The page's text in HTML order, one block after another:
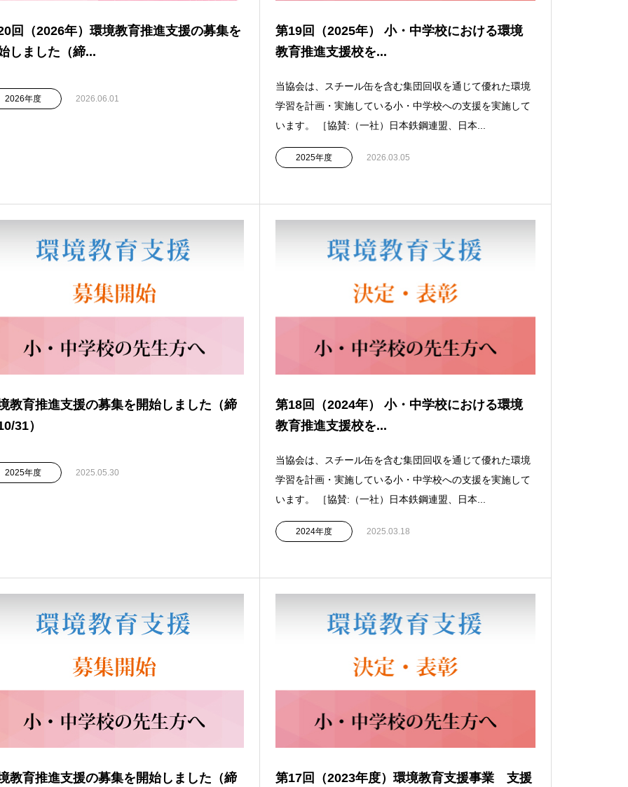
回（2026年）環境教育推進支援の募集を
しました（締...
2026年度 2026.06.01
第19回（2025年） 小・中学校における環境
教育推進支援校を...
当協会は、スチール缶を含む集団回収を通じて優れた環境
学習を計画・実施している小・中学校への支援を実施して
います。 ［協賛:（一社）日本鉄鋼連盟、日本...
2025年度 2026.03.05
教育推進支援の募集を開始しました（締
31）
2025年度 2025.05.30
第18回（2024年） 小・中学校における環境
教育推進支援校を...
当協会は、スチール缶を含む集団回収を通じて優れた環境
学習を計画・実施している小・中学校への支援を実施して
います。 ［協賛:（一社）日本鉄鋼連盟、日本...
2024年度 2025.03.18
教育推進支援の募集を開始しました（締
第17回（2023年度）環境教育支援事業 支援